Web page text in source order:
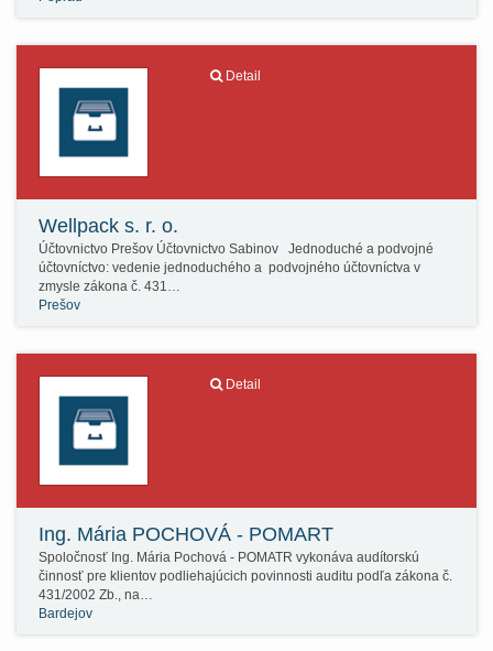
Detail
Wellpack s. r. o.
Účtovnictvo Prešov Účtovnictvo Sabinov Jednoduché a podvojné
účtovníctvo: vedenie jednoduchého a podvojného účtovníctva v
zmysle zákona č. 431…
Prešov
Detail
Ing. Mária POCHOVÁ - POMART
Spoločnosť Ing. Mária Pochová - POMATR vykonáva audítorskú
činnosť pre klientov podliehajúcich povinnosti auditu podľa zákona č.
431/2002 Zb., na…
Bardejov